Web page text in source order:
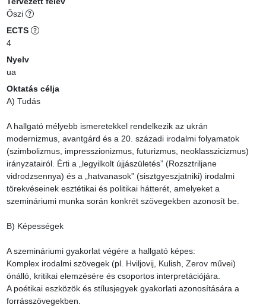
Őszi
ECTS
4
Nyelv
ua
Oktatás célja
A) Tudás
A hallgató mélyebb ismeretekkel rendelkezik az ukrán
modernizmus, avantgárd és a 20. századi irodalmi folyamatok
(szimbolizmus, impresszionizmus, futurizmus, neoklasszicizmus)
irányzatairól. Érti a „legyilkolt újjászületés” (Rozsztriljane
vidrodzsennya) és a „hatvanasok” (sisztgyeszjatniki) irodalmi
törekvéseinek esztétikai és politikai hátterét, amelyeket a
szemináriumi munka során konkrét szövegekben azonosít be.
B) Képességek
A szemináriumi gyakorlat végére a hallgató képes:
Komplex irodalmi szövegek (pl. Hviljovij, Kulish, Zerov művei)
önálló, kritikai elemzésére és csoportos interpretációjára.
A poétikai eszközök és stílusjegyek gyakorlati azonosítására a
forrásszövegekben.